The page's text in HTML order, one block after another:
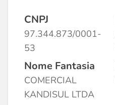
CNPJ
97.344.873/0001-
53
Nome Fantasia
COMERCIAL
KANDISUL LTDA